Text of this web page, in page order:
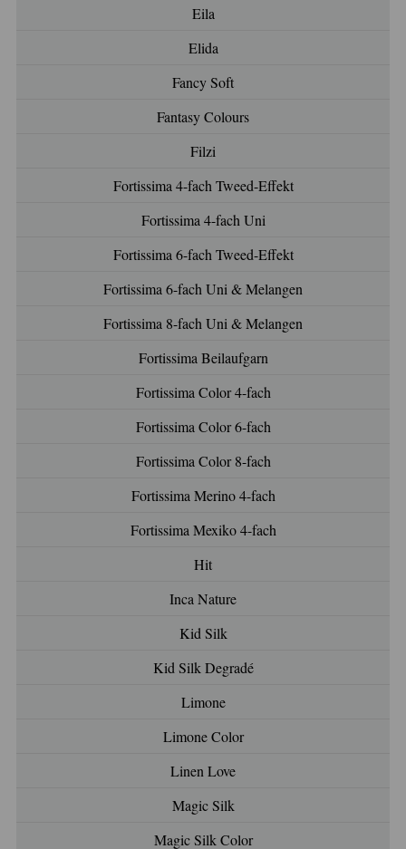
Eila
Elida
Fancy Soft
Fantasy Colours
Filzi
Fortissima 4-fach Tweed-Effekt
Fortissima 4-fach Uni
Fortissima 6-fach Tweed-Effekt
Fortissima 6-fach Uni & Melangen
Fortissima 8-fach Uni & Melangen
Fortissima Beilaufgarn
Fortissima Color 4-fach
Fortissima Color 6-fach
Fortissima Color 8-fach
Fortissima Merino 4-fach
Fortissima Mexiko 4-fach
Hit
Inca Nature
Kid Silk
Kid Silk Degradé
Limone
Limone Color
Linen Love
Magic Silk
Magic Silk Color